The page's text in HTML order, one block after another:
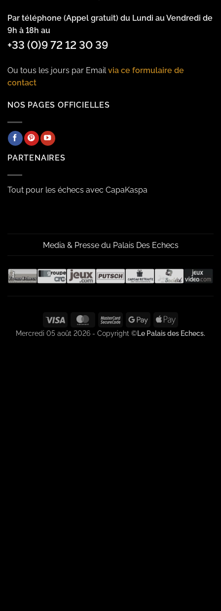
Par téléphone (Appel gratuit) du Lundi au Vendredi de
9h à 18h au
+33 (0)9 72 12 30 39
Ou tous les jours par Email via ce formulaire de
contact
NOS PAGES OFFICIELLES
PARTENAIRES
Tout pour les échecs avec CapaKaspa
Media & Presse du Palais Des Echecs
Visa MasterCardMasterCard
2
Google
Pay
Apple
Pay
Mercredi 05 août 2026 - Copyright ©Le Palais des Echecs.